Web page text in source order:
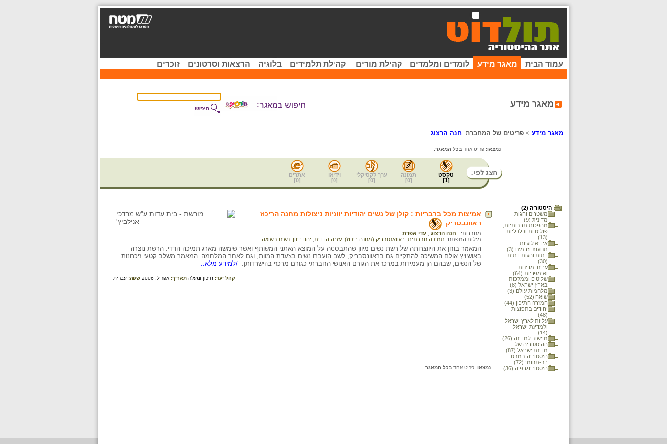
עמוד הבית מאגר מידע לומדים ומלמדים קהילת מורים קהילת תלמידים בלוגיה הרצאות וסרטונים זוכרים
מאגר מידע
מאגר מידע > פריטים של המחברת חנה הרצוג
נמצאו: פריט אחד בכל המאגר.
טקסט
[
1
]
תמונה
[
0
]
ערך לקסיקלי
[
0
]
וידיאו
[
0
]
אתרים
[
0
]
היסטוריה (2)
משטרים והגות
מדינית (9)
מהפכות תרבותיות,
פוליטיות וכלכליות
(13)
אידיאולוגיות,
תנועות וזרמים (3)
דתות והגות דתית
(30)
ערים, מדינות
ואימפריות (64)
שליטים וממלכות
בארץ-ישראל (8)
מלחמות עולם (3)
שואה (52)
המזרח התיכון (44)
יהודים בתפוצות
(48)
עליות לארץ ישראל
ולמדינת ישראל
(14)
מיישוב למדינה (26)
ההיסטוריה של
מדינת ישראל (87)
היסטוריה במבט
רב-תחומי (72)
היסטוריוגרפיה (36)
אמיצות מכל ברבריוּת : קולן של נשים יהודיות יווניות ניצולות מחנה הריכוז
ראוונבסריק
מחברות: חנה הרצוג
עדי אפרת
מילות המפתח: תמיכה חברתית ראוואנסבריק (מחנה ריכוז) עזרה הדדית יהודי יוון נשים בשואה
המאמר בוחן את היווצרותה של רשת נשים מיוון שהתבססה על המוצא האתני המשותף ואשר שימשה מארג תמיכה הדדי. הרשת נוצרה
באושוויץ אולם המשיכה להתקיים גם בראוונסבריק, לשם הועברו נשים בצעדת המוות, וגם לאחר המלחמה. המאמר משלב קטעי זיכרונות
של הנשים, שבהם הן מעמידות במרכז את הגורם האנושי-החברתי כגורם מרכזי בהישרדותן. /למידע מלא...
קהל יעד: תיכון ומעלה תאריך: אפריל, 2006 שפה: עברית
נמצאו: פריט אחד בכל המאגר.